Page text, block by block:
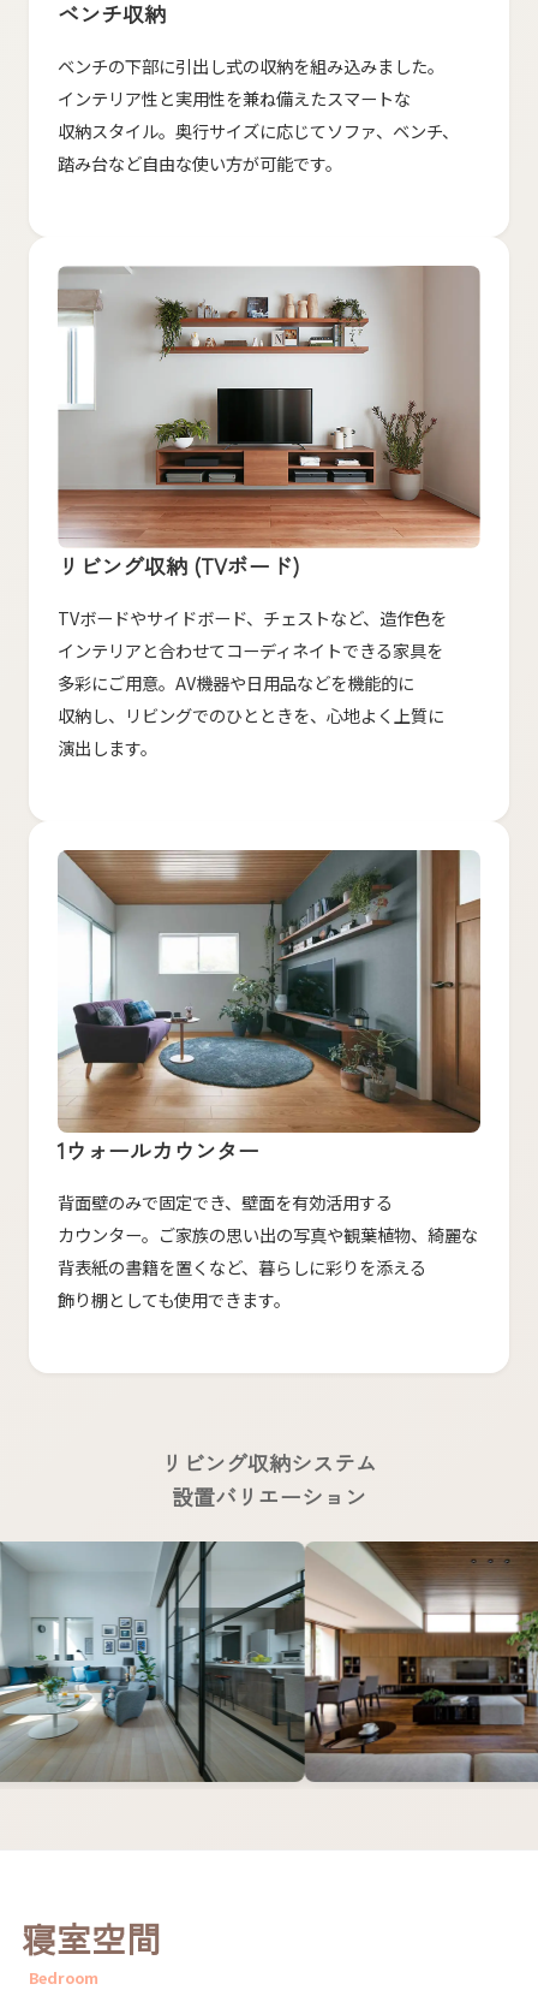
ベンチ収納
ベンチの​下部に​引出し式の​収納を​組み込みました。​
インテ​リア性と​実用性を​兼ね備えた​スマートな​
収納スタイル。​奥行サイズに​応じて​ソファ、​ベンチ、​
踏み台など​自由な​使い方が​可能です。
リビング収納 (TVボード)
TVボードや​サイドボード、​チェストなど、​造作色を​
インテリアと​合わせて​コーディネイトできる​家具を​
多彩に​ご用意。​AV機器や​日用品などを​機能的に​
収納し、​リビングでの​ひと​ときを、​心地よく​上質に​
演出します。
1ウォールカウンター
背面壁のみで​固定でき、​壁面を​有効活用する​
カウンター。​ご家族の​思い出の​写真や​観葉植物、​綺麗な​
背表紙の​書籍を​置くなど、​暮らしに​彩りを​添える​
飾り棚と​しても​使用できます。
リビング収納システム
設置バリエーション
寝室​空間
Bedroom